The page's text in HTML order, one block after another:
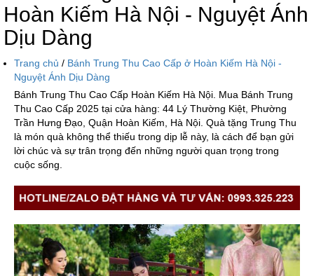
Hoàn Kiếm Hà Nội - Nguyệt Ánh
Dịu Dàng
Trang chủ / Bánh Trung Thu Cao Cấp ở Hoàn Kiếm Hà Nội -
Nguyệt Ánh Dịu Dàng
Bánh Trung Thu Cao Cấp Hoàn Kiếm Hà Nội. Mua Bánh Trung
Thu Cao Cấp 2025 tại cửa hàng: 44 Lý Thường Kiệt, Phường
Trần Hưng Đạo, Quận Hoàn Kiếm, Hà Nội. Quà tặng Trung Thu
là món quà không thể thiếu trong dịp lễ này, là cách để bạn gửi
lời chúc và sự trân trọng đến những người quan trọng trong
cuộc sống.